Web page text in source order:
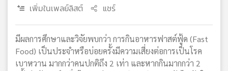
เพิ่มในเพลย์ลิสต์ แชร์
มีผลการศึกษาและวิจัยพบกว่า การกินอาหารฟาสต์ฟู้ด (Fast
Food) เป็นประจำหรือบ่อยครั้งมีความเสี่ยงต่อการเป็นโรค
เบาหวาน มากกว่าคนปกติถึง 2 เท่า และหากกินมากกว่า 2